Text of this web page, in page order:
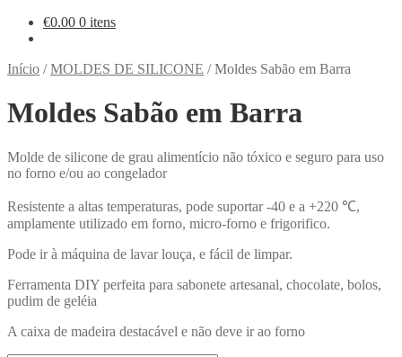
€0.00 0 itens
Início /MOLDES DE SILICONE /Moldes Sabão em Barra
Moldes Sabão em Barra
Molde de silicone de grau alimentício não tóxico e seguro para uso
no forno e/ou ao congelador
Resistente a altas temperaturas, pode suportar -40 e a +220 ℃,
amplamente utilizado em forno, micro-forno e frigorifico.
Pode ir à máquina de lavar louça, e fácil de limpar.
Ferramenta DIY perfeita para sabonete artesanal, chocolate, bolos,
pudim de geléia
A caixa de madeira destacável e não deve ir ao forno